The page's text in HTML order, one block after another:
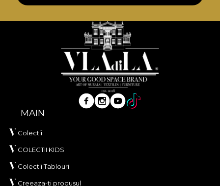
adezivului propriu in aplicarea tapetului. In acest
rapid, sigur si eficient, care se ridica la cele mai inalte
standarde de calitate.
MAIN
Colectii
COLECTII KIDS
Colectii Tablouri
Creeaza-ti produsul